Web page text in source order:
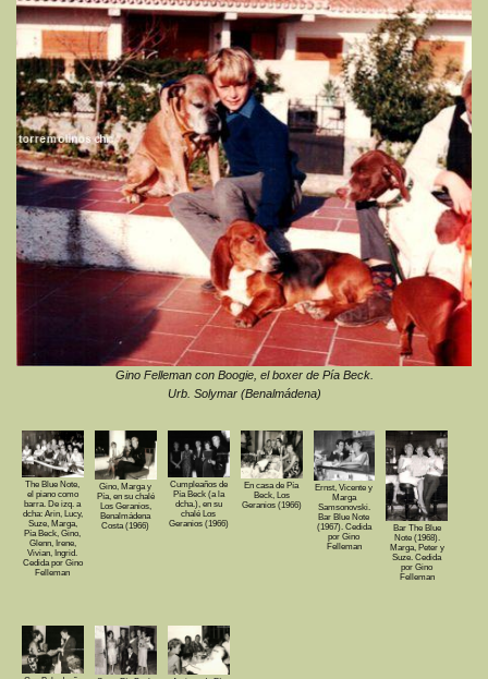
Gino Felleman con Boogie, el boxer de Pía Beck.
Urb. Solymar (Benalmádena)
The Blue Note,
el piano como
barra. De izq. a
dcha: Arin, Lucy,
Suze, Marga,
Pía Beck, Gino,
Glenn, Irene,
Vivian, Ingrid.
Cedida por Gino
Felleman
Gino, Marga y
Pía, en su chalé
Los Geranios,
Benalmádena
Costa (1966)
Cumpleaños de
Pía Beck (a la
dcha.), en su
chalé Los
Geranios (1966)
En casa de Pía
Beck, Los
Geranios (1966)
Ernst, Vicente y
Marga
Samsonovski.
Bar Blue Note
(1967). Cedida
por Gino
Felleman
Bar The Blue
Note (1968).
Marga, Peter y
Suze. Cedida
por Gino
Felleman